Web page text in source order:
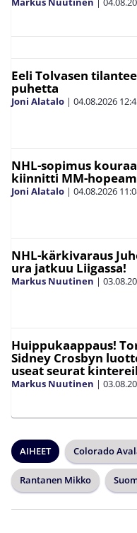
Eeli Tolvasen
puhetta
Joni Alatalo | 04.08.2026
NHL-sopimus
kiinnitti MM-
Joni Alatalo | 04.08.2026
NHL-kärkivaraus
ura jatkuu Liigassa!
Markus Nuutinen |
Huippukaappaus!
Sidney Crosbyn
useat seurat
Markus Nuutinen |
AIHEET Colorado
Rantanen Mikko